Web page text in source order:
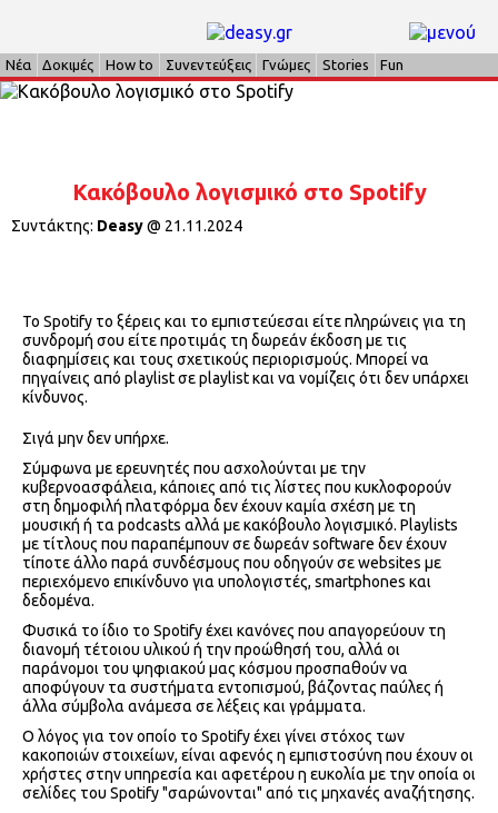
Νέα Δοκιμές How to Συνεντεύξεις Γνώμες Stories Fun
Κακόβουλο λογισμικό στο Spotify
Συντάκτης: Deasy@ 21.11.2024
Το Spotify το ξέρεις και το εμπιστεύεσαι είτε πληρώνεις για τη
συνδρομή σου είτε προτιμάς τη δωρεάν έκδοση με τις
διαφημίσεις και τους σχετικούς περιορισμούς. Μπορεί να
πηγαίνεις από playlist σε playlist και να νομίζεις ότι δεν υπάρχει
κίνδυνος.
Σιγά μην δεν υπήρχε.
Σύμφωνα με ερευνητές που ασχολούνται με την
κυβερνοασφάλεια, κάποιες από τις λίστες που κυκλοφορούν
στη δημοφιλή πλατφόρμα δεν έχουν καμία σχέση με τη
μουσική ή τα podcasts αλλά με κακόβουλο λογισμικό. Playlists
με τίτλους που παραπέμπουν σε δωρεάν software δεν έχουν
τίποτε άλλο παρά συνδέσμους που οδηγούν σε websites με
περιεχόμενο επικίνδυνο για υπολογιστές, smartphones και
δεδομένα.
Φυσικά το ίδιο το Spotify έχει κανόνες που απαγορεύουν τη
διανομή τέτοιου υλικού ή την προώθησή του, αλλά οι
παράνομοι του ψηφιακού μας κόσμου προσπαθούν να
αποφύγουν τα συστήματα εντοπισμού, βάζοντας παύλες ή
άλλα σύμβολα ανάμεσα σε λέξεις και γράμματα.
Ο λόγος για τον οποίο το Spotify έχει γίνει στόχος των
κακοποιών στοιχείων, είναι αφενός η εμπιστοσύνη που έχουν οι
χρήστες στην υπηρεσία και αφετέρου η ευκολία με την οποία οι
σελίδες του Spotify "σαρώνονται" από τις μηχανές αναζήτησης.